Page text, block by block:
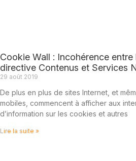
Cookie Wall : Incohérence entre
directive Contenus et Services
29 août 2019
De plus en plus de sites Internet, et
mobiles, commencent à afficher aux
d’information sur les cookies et autres
Lire la suite »